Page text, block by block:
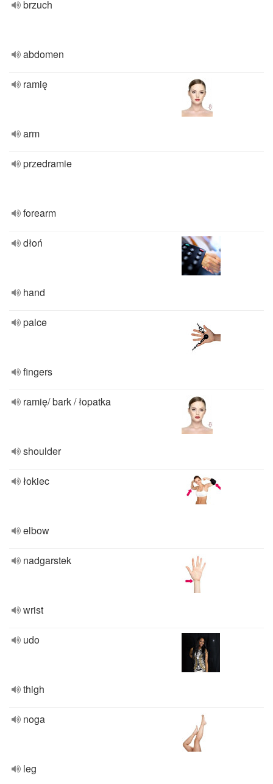
brzuch
abdomen
ramię
arm
przedramie
forearm
dłoń
hand
palce
fingers
ramię/ bark / łopatka
shoulder
łokiec
elbow
nadgarstek
wrist
udo
thigh
noga
leg